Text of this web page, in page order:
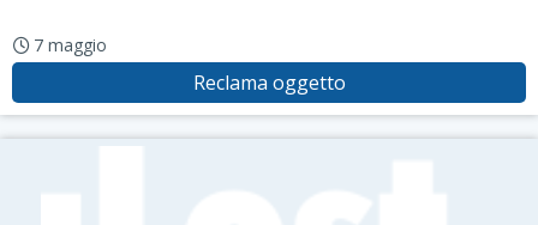
7 maggio
Reclama oggetto